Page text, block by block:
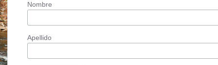
Nombre
Apellido